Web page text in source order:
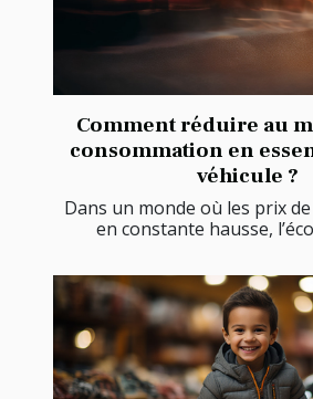
Comment réduire au
consommation en
véhicule ?
Dans un monde où les prix de
en constante hausse,